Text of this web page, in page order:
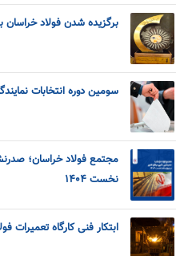
برگزیده شدن فولاد خراسان
سومین دوره انتخابات
مجتمع فولاد خراسان؛
نخست ۱۴۰۴
ابتکار فنی کارگاه